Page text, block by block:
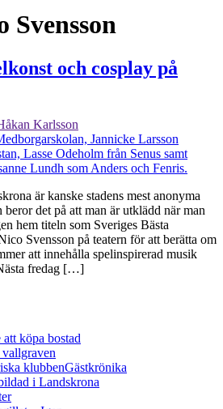
Svensson
och cosplay på
Karlsson
är kanske stadens mest anonyma
det på att man är utklädd när man
hem titeln som Sveriges Bästa
Svensson på teatern för att berätta om
att innehålla spelinspirerad musik
fredag […]
köpa bostad
klubbenGästkrönika
i Landskrona